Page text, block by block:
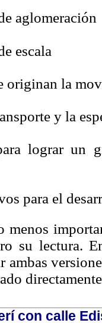
aglomeración
escala
originan la
y la
lograr
para el
menos
su lectura.
ambas
con calle